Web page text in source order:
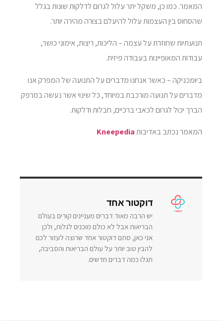
המאמר. כמו כן, משקל יתר עלול לגרום לדלקות שונות בגלל
שהסחוס בין העצמות עלול להיעלם בצורה מהירה יותר.
תנועתיות שחוזרת על עצמה – הליכות, ריצות, אימוני כושר,
עבודות המאופיינות בעבודה פיזית.
ביומכניקה – כאשר אנחנו מדברים על התנועה של המפרק אנו
מדברים על תנועה מורכבת במיוחד, כל שינוי אשר נעשה במרפק
הברך יכול לגרום לכאבי ברכיים, חבלות ודלקות.
המאמר נכתב באדיבותKneepedia
דוקטור אחד
יש הרבה מאוד דברים מעניינים קורים בעולם
הבריאות אבל לא כולם מוכנים לגלות, ולכן
אני כאן, סתם דוקטור אחד שרוצה לעזור לכם
להבין טוב יותר על עולם הבריאות והסביבה,
תגלו כמה דברים חדשים.